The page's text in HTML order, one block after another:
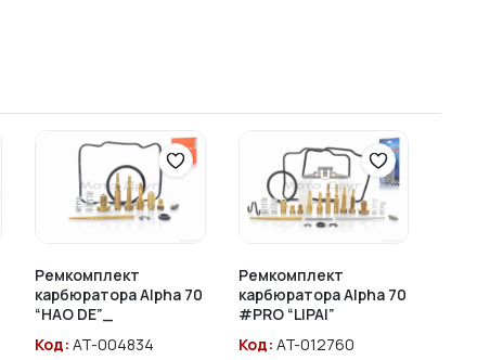
Ремкомплект
карбюратора Alpha 70
“HAO DE”_
Код: AT-004834
Ремкомплект
карбюратора Alpha 70
#PRO “LIPAI”
Код: AT-012760